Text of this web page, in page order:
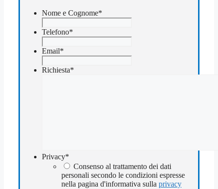
Nome e Cognome*
Telefono*
Email*
Richiesta*
Privacy*
Consenso al trattamento dei dati
personali secondo le condizioni espresse
nella pagina d'informativa sulla privacy